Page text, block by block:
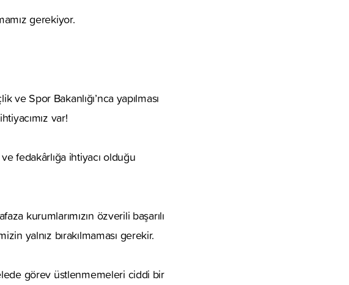
gerekiyor.
ve Spor Bakanlığı’nca yapılması
var!
fedakârlığa ihtiyacı olduğu
kurumlarımızın özverili başarılı
yalnız bırakılmaması gerekir.
görev üstlenmemeleri ciddi bir